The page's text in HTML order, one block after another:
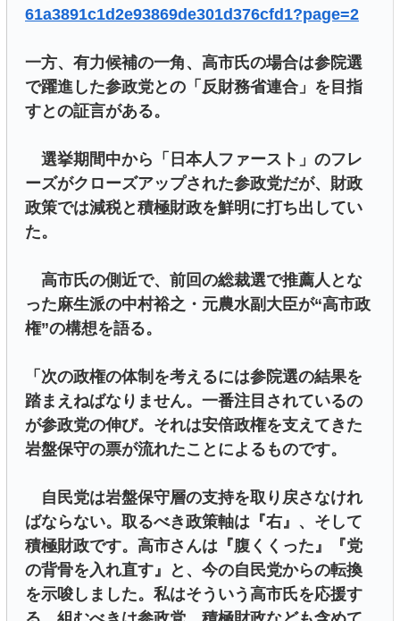
61a3891c1d2e93869de301d376cfd1?page=2
一方、有力候補の一角、高市氏の場合は参院選
で躍進した参政党との「反財務省連合」を目指
すとの証言がある。
選挙期間中から「日本人ファースト」のフレ
ーズがクローズアップされた参政党だが、財政
政策では減税と積極財政を鮮明に打ち出してい
た。
高市氏の側近で、前回の総裁選で推薦人とな
った麻生派の中村裕之・元農水副大臣が“高市政
権”の構想を語る。
「次の政権の体制を考えるには参院選の結果を
踏まえねばなりません。一番注目されているの
が参政党の伸び。それは安倍政権を支えてきた
岩盤保守の票が流れたことによるものです。
自民党は岩盤保守層の支持を取り戻さなけれ
ばならない。取るべき政策軸は『右』、そして
積極財政です。高市さんは『腹くくった』『党
の背骨を入れ直す』と、今の自民党からの転換
を示唆しました。私はそういう高市氏を応援す